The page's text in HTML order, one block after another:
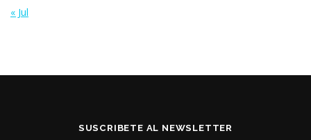
« Jul
SUSCRIBETE AL NEWSLETTER